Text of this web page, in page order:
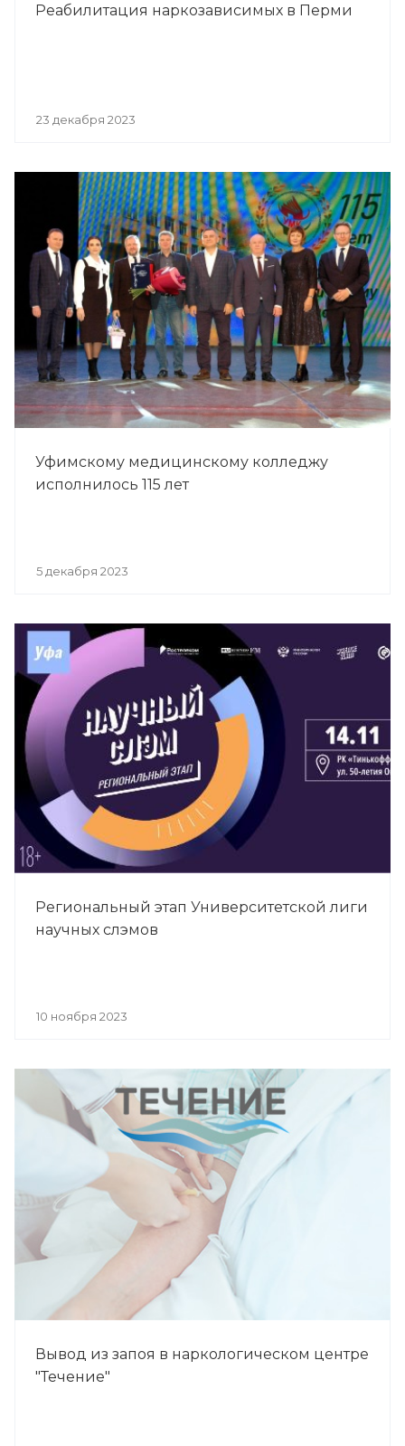
Реабилитация наркозависимых в Перми
23 декабря 2023
Уфимскому медицинскому колледжу
исполнилось 115 лет
5 декабря 2023
Региональный этап Университетской лиги
научных слэмов
10 ноября 2023
Вывод из запоя в наркологическом центре
"Течение"